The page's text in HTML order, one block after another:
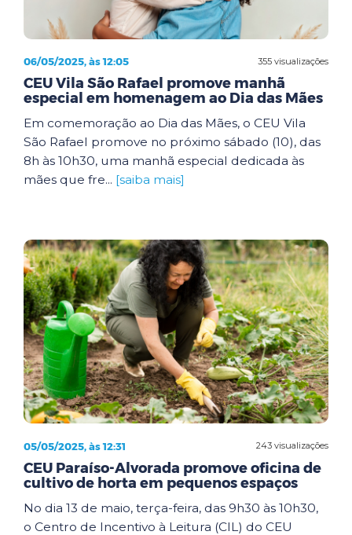
355 visualizações
06/05/2025, às 12:05
CEU Vila São Rafael promove manhã
especial em homenagem ao Dia das Mães
Em comemoração ao Dia das Mães, o CEU Vila
São Rafael promove no próximo sábado (10), das
8h às 10h30, uma manhã especial dedicada às
mães que fre... [saiba mais]
243 visualizações
05/05/2025, às 12:31
CEU Paraíso-Alvorada promove oficina de
cultivo de horta em pequenos espaços
No dia 13 de maio, terça-feira, das 9h30 às 10h30,
o Centro de Incentivo à Leitura (CIL) do CEU